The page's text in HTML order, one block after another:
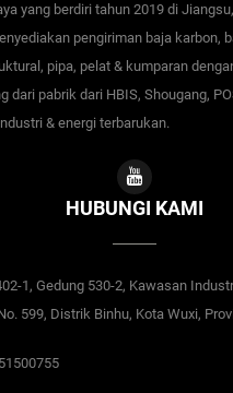
yang berdiri tahun 2019 di
pengiriman baja karbon,
pipa, pelat & kumparan
dari pabrik dari HBIS, Shougang,
& energi terbarukan.
HUBUNGI KAMI
1, Gedung 530-2, Kawasan
599, Distrik Binhu, Kota Wuxi,